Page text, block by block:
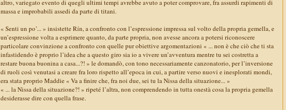
altro, variegato evento di quegli ultimi tempi avrebbe avuto a poter comprovare, fra assurdi rapimenti di
massa e improbabili assedi da parte di titani.
« Senti un po’... » insistette Rín, a confronto con l’espressione impressa sul volto della propria gemella, e
un’espressione volta a esprimere quanto, da parte propria, non avesse ancora a potersi riconoscere
particolare convinzione a confronto con quelle pur obiettive argomentazioni « ... non è che ciò che ti sta
infastidendo è proprio l’idea che a questo giro sia io a vivere un’avventura mentre tu sei costretta a
restare buona buonina a casa...?! » le domandò, con tono necessariamente canzonatorio, per l’inversione
di ruoli così venutasi a creare fra loro rispetto all’epoca in cui, a partire verso nuovi e inesplorati mondi,
era stata proprio Maddie « Va a finire che, fra noi due, sei tu la Nissa della situazione... »
« ... la Nissa della situazione?! » ripeté l’altra, non comprendendo in tutta onestà cosa la propria gemella
desiderasse dire con quella frase.